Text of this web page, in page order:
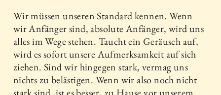
Wir müssen unseren Standard kennen. Wenn
wir Anfänger sind, absolute Anfänger, wird uns
alles im Wege stehen. Taucht ein Geräusch auf,
wird es sofort unsere Aufmerksamkeit auf sich
ziehen. Sind wir hingegen stark, vermag uns
nichts zu belästigen. Wenn wir also noch nicht